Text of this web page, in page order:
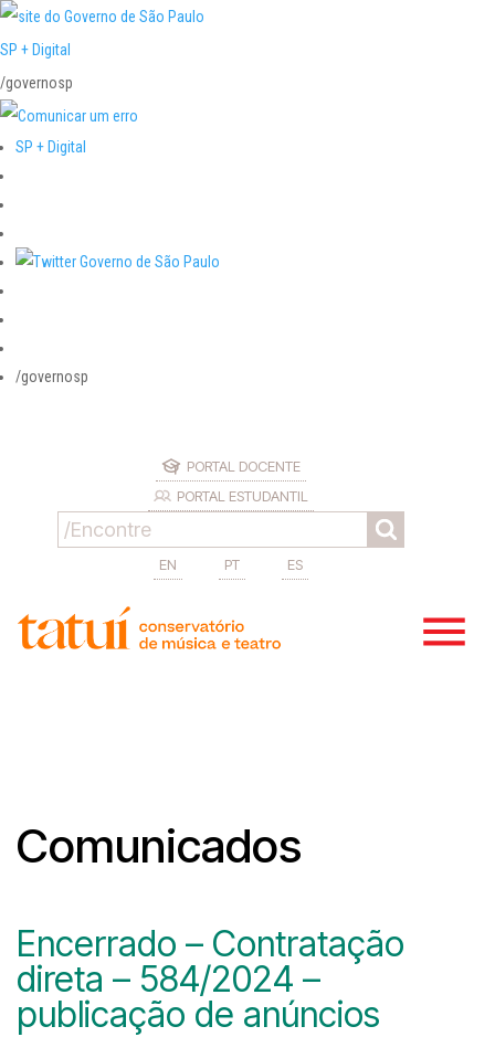
SP + Digital
/governosp
SP + Digital
/governosp
PORTAL DOCENTE
PORTAL ESTUDANTIL
EN PT ES
Comunicados
Encerrado – Contratação
direta – 584/2024 –
publicação de anúncios